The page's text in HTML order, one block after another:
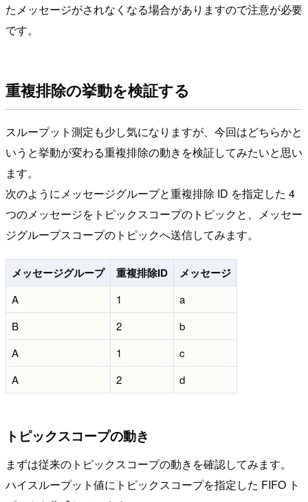
たメッセージがされなくなる場合がありますので注意が必要
です。
重複排除の挙動を検証する
スループット測定も少し気になりますが、今回はどちらかと
いうと挙動が変わる重複排除の動きを検証してみたいと思い
ます。
次のようにメッセージグループと重複排除 ID を指定した 4
つのメッセージをトピックスコープのトピックと、メッセー
ジグループスコープのトピックへ送信してみます。
メッセージグループ 重複排除ID メッセージ
A 1
a
B
2
b
A
1
c
A
2 d
トピックスコープの動き
まずは従来のトピックスコープの動きを確認してみます。
ハイスループット値にトピックスコープを指定した FIFO ト